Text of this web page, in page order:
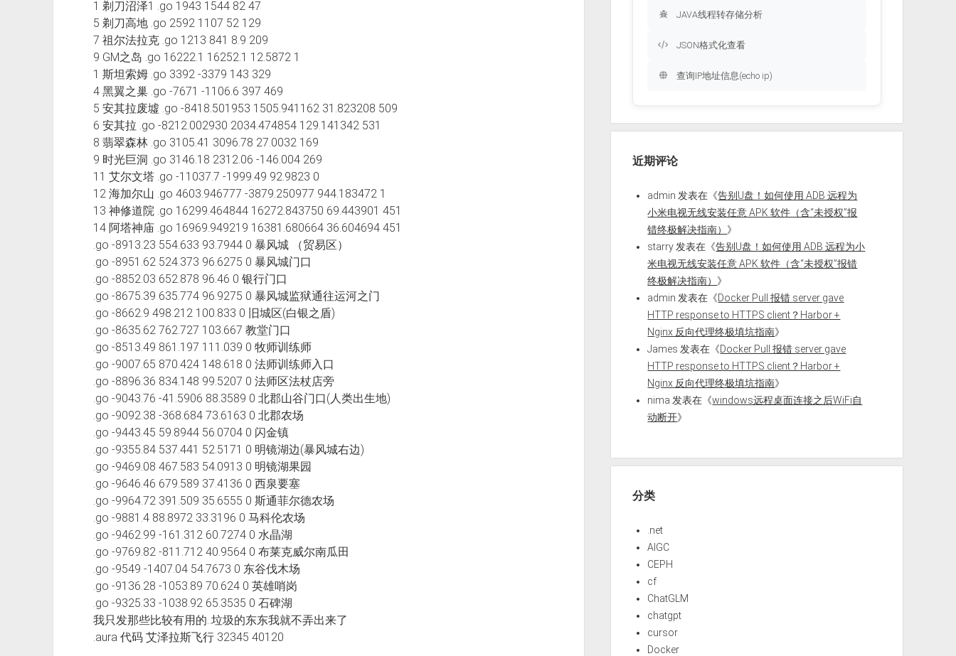
1 剃刀沼泽1 .go 1943 1544 82 47
5 剃刀高地 .go 2592 1107 52 129
7 祖尔法拉克 .go 1213 841 8.9 209
9 GM之岛 .go 16222.1 16252.1 12.5872 1
1 斯坦索姆 .go 3392 -3379 143 329
4 黑翼之巢 .go -7671 -1106.6 397 469
5 安其拉废墟 .go -8418.501953 1505.941162 31.823208 509
6 安其拉 .go -8212.002930 2034.474854 129.141342 531
8 翡翠森林 .go 3105.41 3096.78 27.0032 169
9 时光巨洞 .go 3146.18 2312.06 -146.004 269
11 艾尔文塔 .go -11037.7 -1999.49 92.9823 0
12 海加尔山 .go 4603.946777 -3879.250977 944.183472 1
13 神修道院 .go 16299.464844 16272.843750 69.443901 451
14 阿塔神庙 .go 16969.949219 16381.680664 36.604694 451
.go -8913.23 554.633 93.7944 0 暴风城 （贸易区）
.go -8951.62 524.373 96.6275 0 暴风城门口
.go -8852.03 652.878 96.46 0 银行门口
.go -8675.39 635.774 96.9275 0 暴风城监狱通往运河之门
.go -8662.9 498.212 100.833 0 旧城区(白银之盾)
.go -8635.62 762.727 103.667 教堂门口
.go -8513.49 861.197 111.039 0 牧师训练师
.go -9007.65 870.424 148.618 0 法师训练师入口
.go -8896.36 834.148 99.5207 0 法师区法杖店旁
.go -9043.76 -41.5906 88.3589 0 北郡山谷门口(人类出生地)
.go -9092.38 -368.684 73.6163 0 北郡农场
.go -9443.45 59.8944 56.0704 0 闪金镇
.go -9355.84 537.441 52.5171 0 明镜湖边(暴风城右边)
.go -9469.08 467.583 54.0913 0 明镜湖果园
.go -9646.46 679.589 37.4136 0 西泉要塞
.go -9964.72 391.509 35.6555 0 斯通菲尔德农场
.go -9881.4 88.8972 33.3196 0 马科伦农场
.go -9462.99 -161.312 60.7274 0 水晶湖
.go -9769.82 -811.712 40.9564 0 布莱克威尔南瓜田
.go -9549 -1407.04 54.7673 0 东谷伐木场
.go -9136.28 -1053.89 70.624 0 英雄哨岗
.go -9325.33 -1038.92 65.3535 0 石碑湖
我只发那些比较有用的..垃圾的东东我就不弄出来了
.aura 代码 艾泽拉斯飞行 32345 40120
JAVA线程转存储分析
JSON格式化查看
查询IP地址信息(echo ip)
近期评论
admin 发表在《告别U盘！如何使用 ADB 远程为
小米电视无线安装任意 APK 软件（含“未授权”报
错终极解决指南） 》
starry 发表在《告别U盘！如何使用 ADB 远程为小
米电视无线安装任意 APK 软件（含“未授权”报错
终极解决指南） 》
admin 发表在《Docker Pull 报错 server gave
HTTP response to HTTPS client？Harbor +
Nginx 反向代理终极填坑指南》
James 发表在《Docker Pull 报错 server gave
HTTP response to HTTPS client？Harbor +
Nginx 反向代理终极填坑指南》
nima 发表在《windows远程桌面连接之后WiFi自
动断开》
分类
.net
AIGC
CEPH
cf
ChatGLM
chatgpt
cursor
Docker